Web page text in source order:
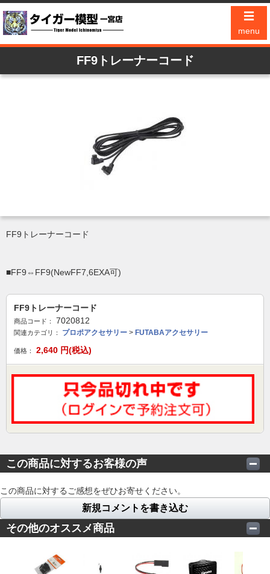
☰
menu
FF9トレーナーコード
FF9トレーナーコード
■FF9⇔FF9(NewFF7,6EXA可)
FF9トレーナーコード
商品コード： 7020812
関連カテゴリ： プロポアクセサリー > FUTABAアクセサリー
価格： 2,640 円(税込)
この商品に対するお客様の声
この商品に対するご感想をぜひお寄せください。
新規コメントを書き込む
その他のオススメ商品